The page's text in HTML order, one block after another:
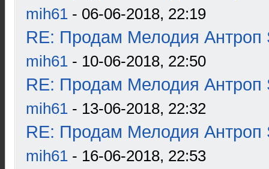
mih61 - 06-06-2018, 22:19
RE: Продам Мелодия Антроп
mih61 - 10-06-2018, 22:50
RE: Продам Мелодия Антроп
mih61 - 13-06-2018, 22:32
RE: Продам Мелодия Антроп
mih61 - 16-06-2018, 22:53